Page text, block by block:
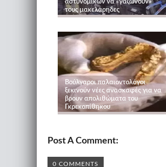
αστυνομικών να «γαζώνουν»
τους μακελάρηδες
Βούλγαροι παλαιοντολόγοι
ξεκινούν νέες ανασκαφές για να
βρουν απολιθώματα του
Γκρεκοπίθηκου
Post A Comment:
0 COMMENTS